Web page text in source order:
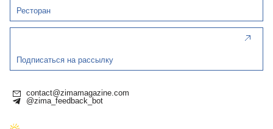
Ресторан
Подписаться на рассылку
contact@zimamagazine.com
@zima_feedback_bot